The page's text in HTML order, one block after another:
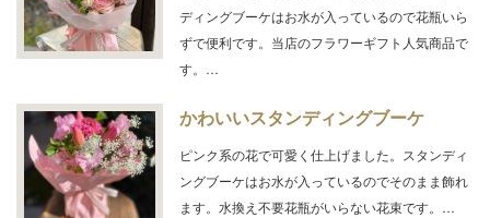
ディングブーケはお水が入っているので花瓶いら
ずで便利です。当店のフラワーギフト人気商品で
す。…
かわいいスタンディングブーケ
ピンク系の花で可愛く仕上げました。スタンディ
ングブーケはお水が入っているのでそのまま飾れ
ます。水換え不要花瓶がいらない花束です。…